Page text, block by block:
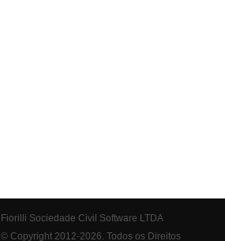
Fiorilli Sociedade Civil Software LTDA
© Copyright 2012-2026. Todos os Direitos